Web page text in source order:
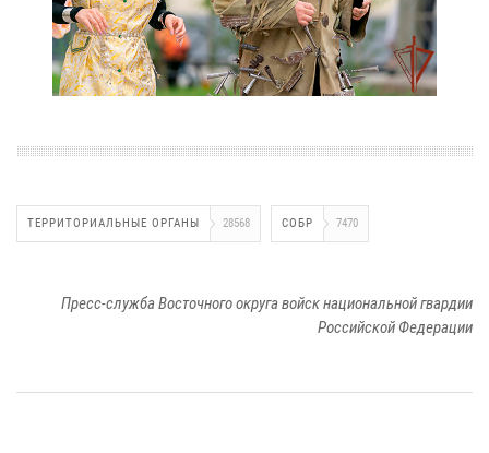
ТЕРРИТОРИАЛЬНЫЕ ОРГАНЫ 28568 СОБР 7470
Пресс-служба Восточного округа войск национальной гвардии
Российской Федерации